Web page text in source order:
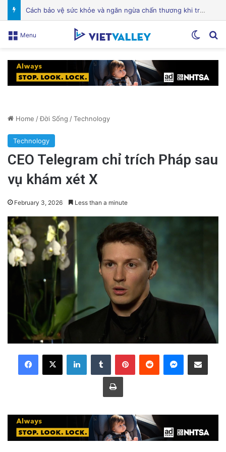
Điện Ảnh Bùng Nổ Cảm Xúc: Tại Sao Hollywood Đang Đón Nhận Tình Dục Một Cách Mạnh Mẽ?
Menu
Home /Đời Sống /Technology
Technology
CEO Telegram chỉ trích Pháp sau
vụ khám xét X
February 3, 2026 Less than a minute
LinkedInTumblr PinterestReddit Messenger
Share via Email
Print